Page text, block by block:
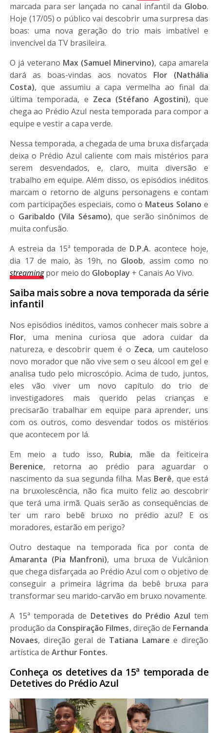
marcada para ser lançada no canal infantil da Globo.
Hoje (17/05) o público vai descobrir uma surpresa das
boas: uma nova geração do trio mais imbatível e
invencível da TV brasileira.
O já veterano Max (Samuel Minervino), capa amarela
dará as boas-vindas aos novatos Flor (Nathália
Costa), que assumiu a capa vermelha ao final da
última temporada, e Zeca (Stéfano Agostini), que
chega ao Prédio Azul nesta temporada para compor a
equipe e vestir a capa verde.
Nessa temporada, a chegada de uma bruxa disfarçada
deixa o Prédio Azul caliente com mais mistérios para
serem desvendados, e, claro, muita diversão e
trabalho em equipe. Além disso, os episódios inéditos
marcam o retorno de alguns personagens e contam
com participações especiais, como o Mateus Solano e
o Garibaldo (Vila Sésamo), que serão sinônimos de
muita confusão.
A estreia da 15ª temporada de D.P.A. acontece hoje,
dia 17 de maio, às 19h, no Gloob, assim como no
streamingpor meio do Globoplay + Canais Ao Vivo.
Saiba mais sobre a nova temporada da série
infantil
Nos episódios inéditos, vamos conhecer mais sobre a
Flor, uma menina curiosa que adora cuidar da
natureza, e descobrir quem é o Zeca, um cauteloso
novo morador que não vive sem o seu álcool em gel e
analisa tudo pelo microscópio. Acima de tudo, juntos,
eles vão viver um novo capítulo do trio de
investigadores mais querido pelas crianças e
precisarão trabalhar em equipe para aprender, uns
com os outros, como desvendar todos os mistérios
que acontecem por lá.
Em meio a tudo isso, Rubia, mãe da feiticeira
Berenice, retorna ao prédio para aguardar o
nascimento da sua segunda filha. Mas Berê, que está
na bruxolescência, não fica muito feliz ao descobrir
que terá uma irmã. Quais serão as consequências de
ter um raro bebê bruxo no prédio azul? E os
moradores, estarão em perigo?
Outro destaque na temporada fica por conta de
Amaranta (Pia Manfroni), uma bruxa de Vulcânion
que chega disfarçada ao Prédio Azul com o objetivo de
conseguir a primeira lágrima da bebê bruxa para
transformar seu marido-carvão em bruxo novamente.
A 15ª temporada de Detetives do Prédio Azul tem
produção da Conspiração Filmes, direção de Fernanda
Novaes, direção geral de Tatiana Lamare e direção
artística deArthur Fontes.
Conheça os detetives da 15ª temporada de
Detetives do Prédio Azul